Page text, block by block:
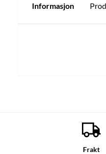
Informasjon
Frakt